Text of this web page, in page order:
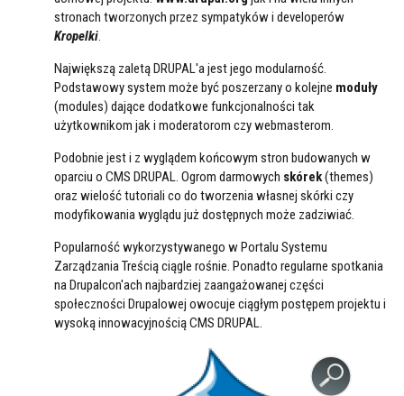
stronach tworzonych przez sympatyków i developerów
Kropelki.
Największą zaletą DRUPAL'a jest jego modularność.
Podstawowy system może być poszerzany o kolejne moduły
(modules) dające dodatkowe funkcjonalności tak
użytkownikom jak i moderatorom czy webmasterom.
Podobnie jest i z wyglądem końcowym stron budowanych w
oparciu o CMS DRUPAL. Ogrom darmowych skórek(themes)
oraz wielość tutoriali co do tworzenia własnej skórki czy
modyfikowania wyglądu już dostępnych może zadziwiać.
Popularność wykorzystywanego w Portalu Systemu
Zarządzania Treścią ciągle rośnie. Ponadto regularne spotkania
na Drupalcon'ach najbardziej zaangażowanej części
społeczności Drupalowej owocuje ciągłym postępem projektu i
wysoką innowacyjnością CMS DRUPAL.